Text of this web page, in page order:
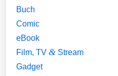
Buch
Comic
eBook
Film, TV& Stream
Gadget